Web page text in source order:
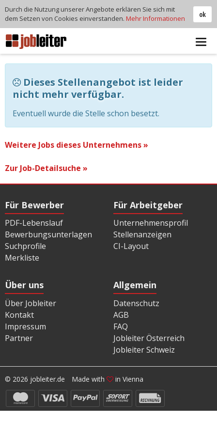
Dieses Stellenangebot ist leider
nicht mehr verfügbar.
Eventuell wurde die Stelle schon besetzt.
Weitere Jobs dieses Unternehmens »
Zur Job-Detailsuche »
Für Bewerber
PDF-Lebenslauf
Bewerbungsunterlagen
Suchprofile
Merkliste
Für Arbeitgeber
Unternehmensprofil
Stellenanzeigen
CI-Layout
Über uns
Über Jobleiter
Kontakt
Impressum
Partner
Allgemein
Datenschutz
AGB
FAQ
Jobleiter Österreich
Jobleiter Schweiz
© 2026 jobleiter.de Made with in Vienna
ok
Durch die Nutzung unserer Angebote erklären Sie sich mit
dem Setzen von Cookies einverstanden. Mehr Informationen